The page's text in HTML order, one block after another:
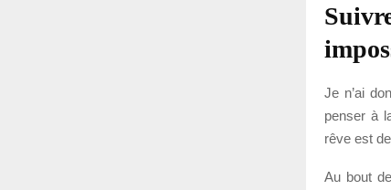
Je n’ai
penser à
rêve est
Au bout